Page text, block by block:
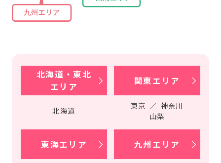
北海道・東北
エリア
北海道
関東エリア
東京 ／ 神奈川
山梨
東海エリア 九州エリア